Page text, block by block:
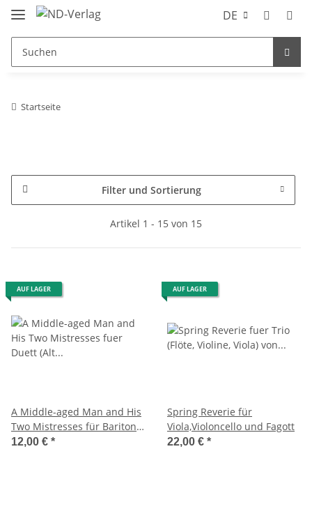
DE
Startseite
Filter und Sortierung
Artikel 1 - 15 von 15
AUF LAGER
A Middle-aged Man and His
Two Mistresses für Bariton
und Alt-Saxophon
12,00 € *
AUF LAGER
Spring Reverie für
Viola,Violoncello und Fagott
22,00 € *